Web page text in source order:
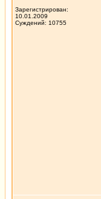
Зарегистрирован:
10.01.2009
Суждений: 10755